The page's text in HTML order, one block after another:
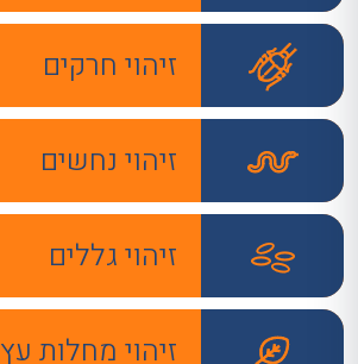
זיהוי חרקים
זיהוי נחשים
זיהוי גללים
זיהוי מחלות עץ